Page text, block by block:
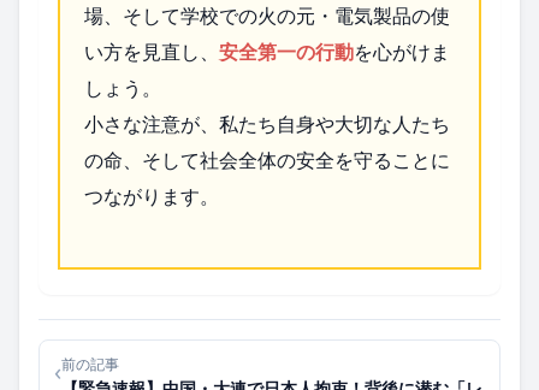
場、そして学校での火の元・電気製品の使
い方を見直し、 安全第一の行動を心がけま
しょう。
小さな注意が、私たち自身や大切な人たち
の命、そして社会全体の安全を守ることに
つながります。
‹前の記事